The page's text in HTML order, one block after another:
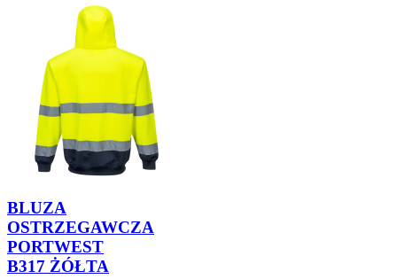
BLUZA
OSTRZEGAWCZA
PORTWEST
B317 ŻÓŁTA